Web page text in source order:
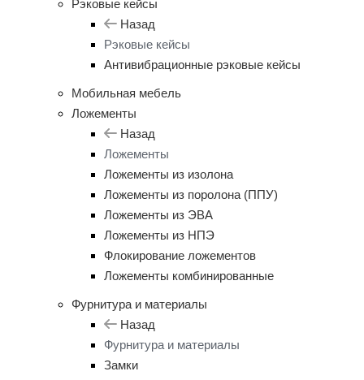
Рэковые кейсы
Назад
Рэковые кейсы
Антивибрационные рэковые кейсы
Мобильная мебель
Ложементы
Назад
Ложементы
Ложементы из изолона
Ложементы из поролона (ППУ)
Ложементы из ЭВА
Ложементы из НПЭ
Флокирование ложементов
Ложементы комбинированные
Фурнитура и материалы
Назад
Фурнитура и материалы
Замки